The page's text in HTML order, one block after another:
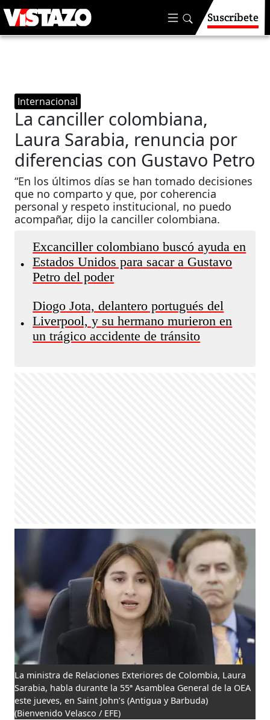
Suscríbete
Internacional
La canciller colombiana,
Laura Sarabia, renuncia por
diferencias con Gustavo Petro
“En los últimos días se han tomado decisiones
que no comparto y que, por coherencia
personal y respeto institucional, no puedo
acompañar, dijo la canciller colombiana.
•
Excanciller colombiano buscó ayuda en
Estados Unidos para sacar a Gustavo
Petro del poder
•
Diogo Jota, delantero portugués del
Liverpool, y su hermano murieron en
un trágico accidente de tránsito
La ministra de Relaciones Exteriores de Colombia, Laura
Sarabia, habla durante la 55ª Asamblea General de la OEA
este jueves, en Saint John’s (Antigua y Barbuda)
(Bienvenido Velasco / EFE)